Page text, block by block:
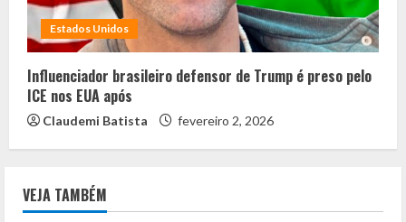
Estados Unidos
Influenciador brasileiro defensor de Trump é preso pelo
ICE nos EUA após
Claudemi Batista fevereiro 2, 2026
VEJA TAMBÉM